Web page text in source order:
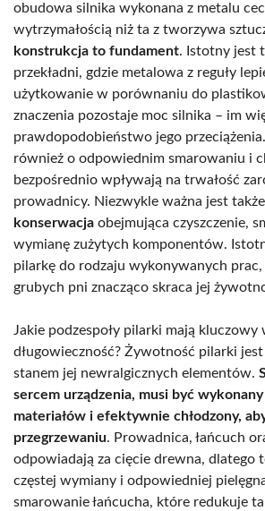
obudowa silnika wykonana z metalu
wytrzymałością niż ta z tworzywa
konstrukcja to fundament. Istotny jest
przekładni, gdzie metalowa z reguły
użytkowanie w porównaniu do
znaczenia pozostaje moc silnika – im
prawdopodobieństwo jego
również o odpowiednim smarowaniu i
bezpośrednio wpływają na trwałość
prowadnicy. Niezwykle ważna jest także
konserwacja obejmująca czyszczenie,
wymianę zużytych komponentów.
pilarkę do rodzaju wykonywanych prac,
grubych pni znacząco skraca jej
Jakie podzespoły pilarki mają kluczowy
długowieczność? Żywotność pilarki jest
stanem jej newralgicznych elementów.
sercem urządzenia, musi być
materiałów i efektywnie chłodzony,
przegrzewaniu. Prowadnica, łańcuch
odpowiadają za cięcie drewna, dlatego
częstej wymiany i odpowiedniej
smarowanie łańcucha, które redukuje